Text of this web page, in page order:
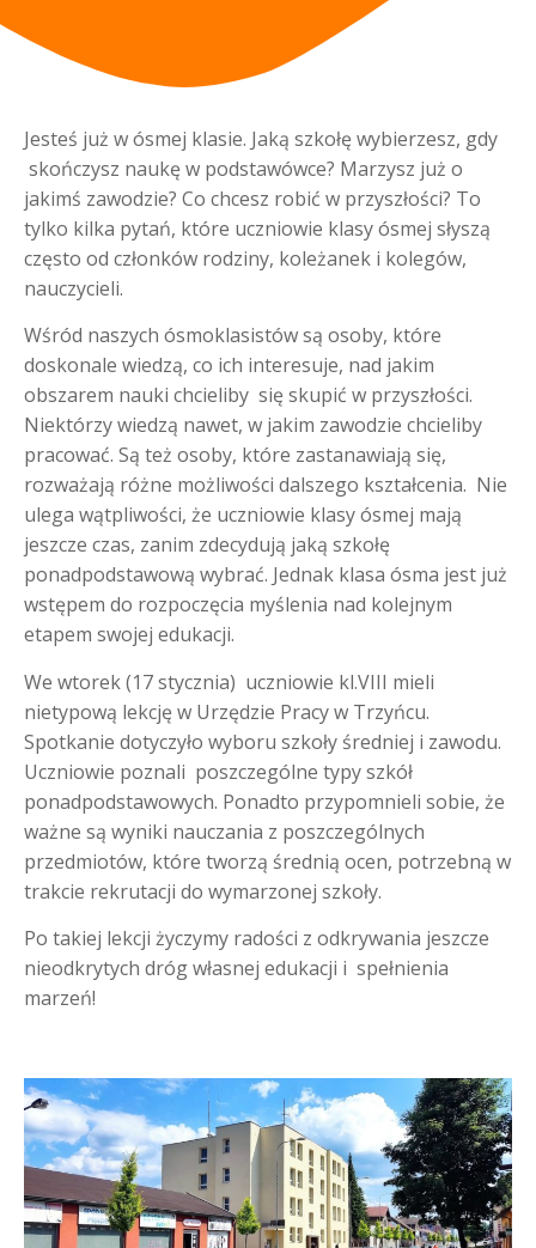
Jesteś już w ósmej klasie. Jaką szkołę wybierzesz, gdy
skończysz naukę w podstawówce? Marzysz już o
jakimś zawodzie? Co chcesz robić w przyszłości? To
tylko kilka pytań, które uczniowie klasy ósmej słyszą
często od członków rodziny, koleżanek i kolegów,
nauczycieli.
Wśród naszych ósmoklasistów są osoby, które
doskonale wiedzą, co ich interesuje, nad jakim
obszarem nauki chcieliby się skupić w przyszłości.
Niektórzy wiedzą nawet, w jakim zawodzie chcieliby
pracować. Są też osoby, które zastanawiają się,
rozważają różne możliwości dalszego kształcenia. Nie
ulega wątpliwości, że uczniowie klasy ósmej mają
jeszcze czas, zanim zdecydują jaką szkołę
ponadpodstawową wybrać. Jednak klasa ósma jest już
wstępem do rozpoczęcia myślenia nad kolejnym
etapem swojej edukacji.
We wtorek (17 stycznia) uczniowie kl.VIII mieli
nietypową lekcję w Urzędzie Pracy w Trzyńcu.
Spotkanie dotyczyło wyboru szkoły średniej i zawodu.
Uczniowie poznali poszczególne typy szkół
ponadpodstawowych. Ponadto przypomnieli sobie, że
ważne są wyniki nauczania z poszczególnych
przedmiotów, które tworzą średnią ocen, potrzebną w
trakcie rekrutacji do wymarzonej szkoły.
Po takiej lekcji życzymy radości z odkrywania jeszcze
nieodkrytych dróg własnej edukacji i spełnienia
marzeń!